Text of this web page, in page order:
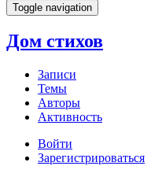
Toggle navigation
Дом стихов
Записи
Темы
Авторы
Активность
Войти
Зарегистрироваться